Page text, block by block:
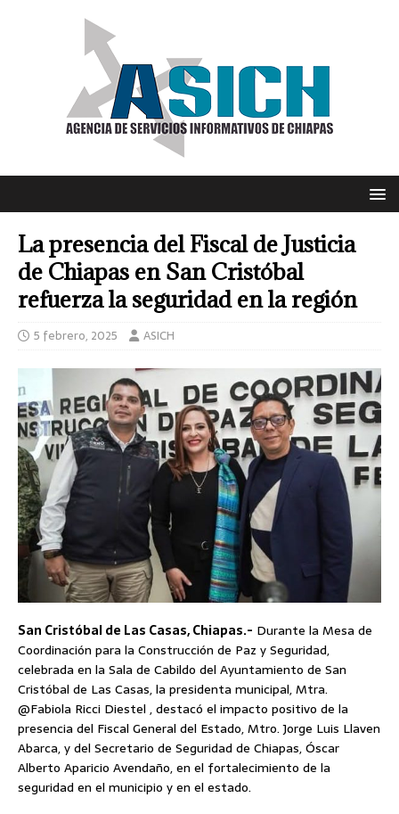
La presencia del Fiscal de Justicia
de Chiapas en San Cristóbal
refuerza la seguridad en la región
5 febrero, 2025 ASICH
San Cristóbal de Las Casas, Chiapas.- Durante la Mesa de
Coordinación para la Construcción de Paz y Seguridad,
celebrada en la Sala de Cabildo del Ayuntamiento de San
Cristóbal de Las Casas, la presidenta municipal, Mtra.
@Fabiola Ricci Diestel , destacó el impacto positivo de la
presencia del Fiscal General del Estado, Mtro. Jorge Luis Llaven
Abarca, y del Secretario de Seguridad de Chiapas, Óscar
Alberto Aparicio Avendaño, en el fortalecimiento de la
seguridad en el municipio y en el estado.